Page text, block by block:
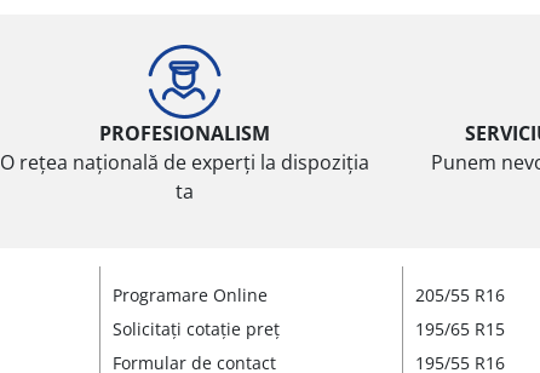
PROFESIONALISM
O rețea națională de experți la dispoziția
ta
Punem
Programare Online
Solicitați cotație preț
Formular de contact
205/55 R16
195/65 R15
195/55 R16